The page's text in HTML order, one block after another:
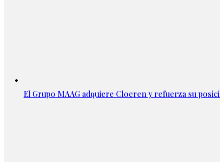
El Grupo MAAG adquiere Cloeren y refuerza su